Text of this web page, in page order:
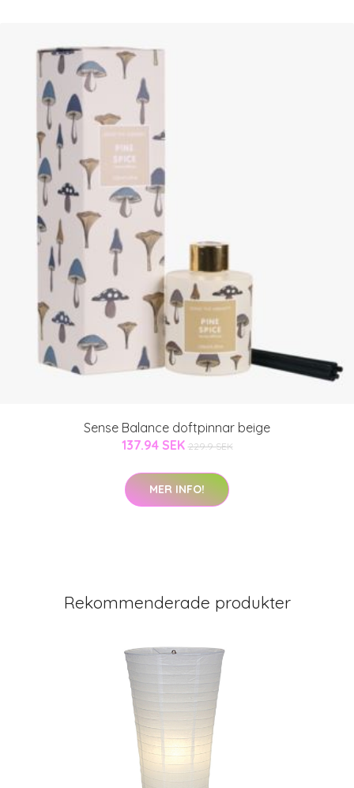
Sense Balance doftpinnar beige
137.94 SEK 229.9 SEK
MER INFO!
Rekommenderade produkter